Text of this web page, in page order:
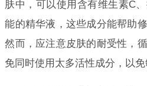
肤中，可以使用含有维生素C
能的精华液，这些成分能帮助
然而，应注意皮肤的耐受性，
免同时使用太多活性成分，以免